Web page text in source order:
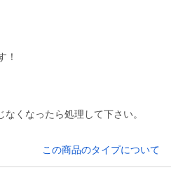
！
くなったら処理して下さい。
この商品のタイプについて